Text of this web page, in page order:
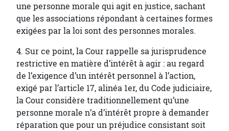
une personne morale qui agit en justice, sachant
que les associations répondant à certaines formes
exigées par la loi sont des personnes morales.
4. Sur ce point, la Cour rappelle sa jurisprudence
restrictive en matière d’intérêt à agir : au regard
de l’exigence d’un intérêt personnel à l’action,
exigé par l’article 17, alinéa 1er, du Code judiciaire,
la Cour considère traditionnellement qu’une
personne morale n’a d’intérêt propre à demander
réparation que pour un préjudice consistant soit